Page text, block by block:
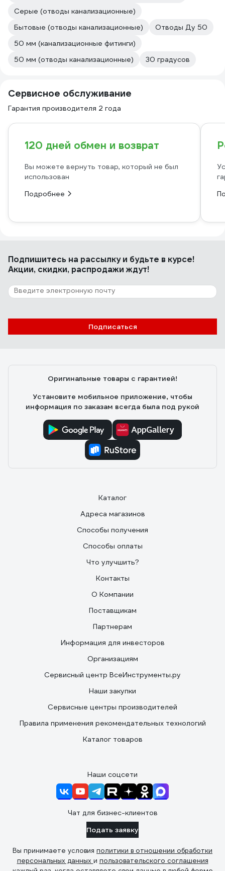
Серые (отводы канализационные)
Бытовые (отводы канализационные)
Отводы Ду 50
50 мм (канализационные фитинги)
50 мм (отводы канализационные)
30 градусов
Сервисное обслуживание
Гарантия производителя 2 года
120 дней обмен и возврат
Вы можете вернуть товар, который не был
использован
Подробнее
Подпишитесь на рассылкуи будьте в курсе!
Акции, скидки, распродажи ждут!
Подписаться
Оригинальные товары с гарантией!
Установите мобильное приложение, чтобы
информация по заказам всегда была под рукой
Каталог
Адреса магазинов
Способы получения
Способы оплаты
Что улучшить?
Контакты
О Компании
Поставщикам
Партнерам
Информация для инвесторов
Организациям
Сервисный центр ВсеИнструменты.ру
Наши закупки
Сервисные центры производителей
Правила применения рекомендательных технологий
Каталог товаров
Наши соцсети
Чат для бизнес-клиентов
Подать заявку
Вы принимаете условия политики в отношении обработки
персональных данных и пользовательского соглашения